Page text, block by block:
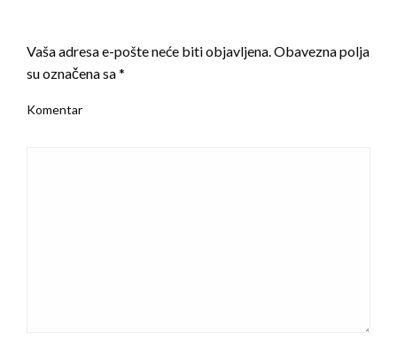
Vaša adresa e-pošte neće biti objavljena. Obavezna polja
su označena sa*
Komentar